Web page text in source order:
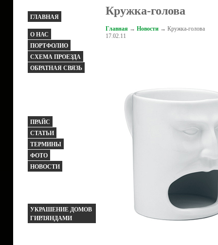
ГЛАВНАЯ
О НАС
ПОРТФОЛИО
СХЕМА ПРОЕЗДА
ОБРАТНАЯ СВЯЗЬ
ПРАЙС
СТАТЬИ
ТЕРМИНЫ
ФОТО
НОВОСТИ
УКРАШЕНИЕ ДОМОВ
ГИРЛЯНДАМИ
Кружка-голова
Главная → Новости → Кружка-голова
17.02.11